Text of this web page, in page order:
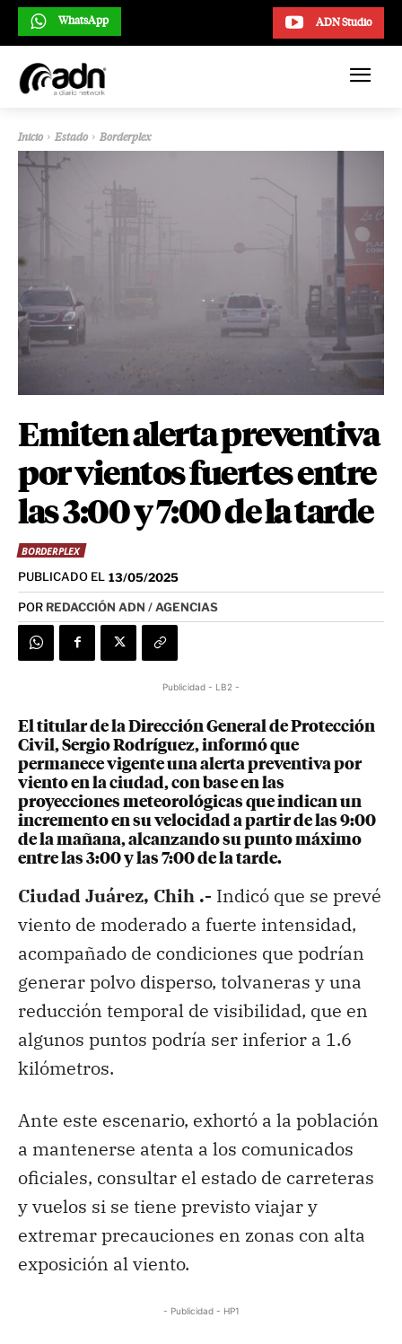
ADN Studio
WhatsApp
Inicio Estado Borderplex
Emiten alerta preventiva
por vientos fuertes entre
las 3:00 y 7:00 de la tarde
BORDERPLEX
PUBLICADO EL 13/05/2025
POR REDACCIÓN ADN / AGENCIAS
Publicidad - LB2 -
El titular de la Dirección General de Protección
Civil, Sergio Rodríguez, informó que
permanece vigente una alerta preventiva por
viento en la ciudad, con base en las
proyecciones meteorológicas que indican un
incremento en su velocidad a partir de las 9:00
de la mañana, alcanzando su punto máximo
entre las 3:00 y las 7:00 de la tarde.
Ciudad Juárez, Chih .- Indicó que se prevé
viento de moderado a fuerte intensidad,
acompañado de condiciones que podrían
generar polvo disperso, tolvaneras y una
reducción temporal de visibilidad, que en
algunos puntos podría ser inferior a 1.6
kilómetros.
Ante este escenario, exhortó a la población
a mantenerse atenta a los comunicados
oficiales, consultar el estado de carreteras
y vuelos si se tiene previsto viajar y
extremar precauciones en zonas con alta
exposición al viento.
- Publicidad - HP1